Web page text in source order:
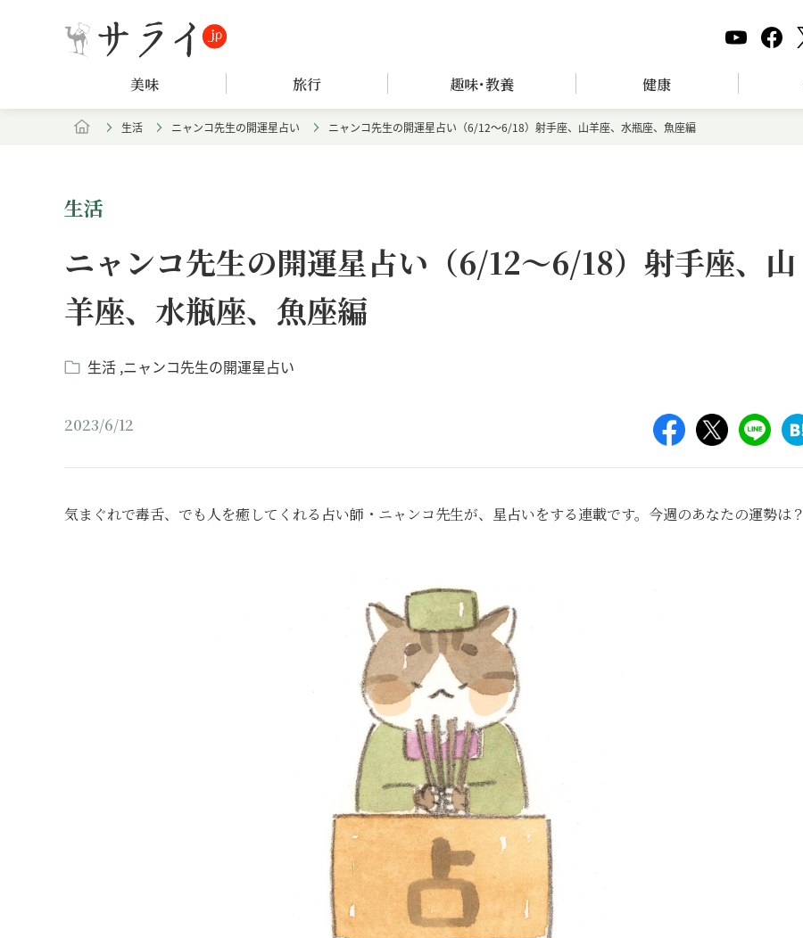
美味 旅行 趣味･教養 健康
生活 ニャンコ先生の開運星占い ニャンコ先生の開運星占い（6/12～6/18）射手座、山羊座、水瓶座、魚座編
生活
ニャンコ先生の開運星占い（6/12～6/18）射手座、山
羊座、水瓶座、魚座編
生活 ニャンコ先生の開運星占い
2023/6/12
気まぐれで毒舌、でも人を癒してくれる占い師・ニャンコ先生が、星占いをする連載です。今週のあなたの運勢は？